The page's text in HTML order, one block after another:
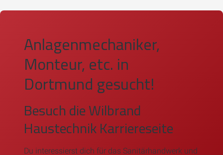
Anlagenmechaniker,
Monteur, etc. in
Dortmund gesucht!
Besuch die Wilbrand
Haustechnik Karriereseite
Du interessierst dich für das Sanitärhandwerk und